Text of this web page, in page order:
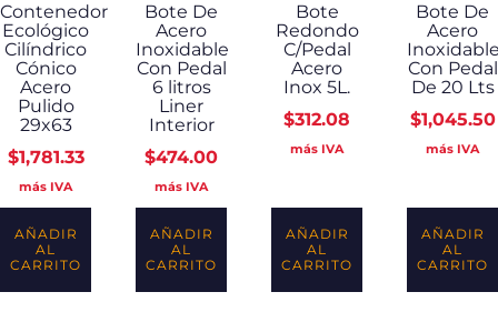
Contenedor
Ecológico
Cilíndrico
Cónico
Acero
Pulido
29x63
$1,781.33
más IVA
AÑADIR
AL
CARRITO
Bote De
Acero
Inoxidable
Con Pedal
6 litros
Liner
Interior
$474.00
más IVA
AÑADIR
AL
CARRITO
Bote
Redondo
C/Pedal
Acero
Inox 5L.
$312.08
más IVA
AÑADIR
AL
CARRITO
Bote De
Acero
Con Pedal
De 20 Lts
$1,045.50
más IVA
AÑADIR
AL
CARRITO